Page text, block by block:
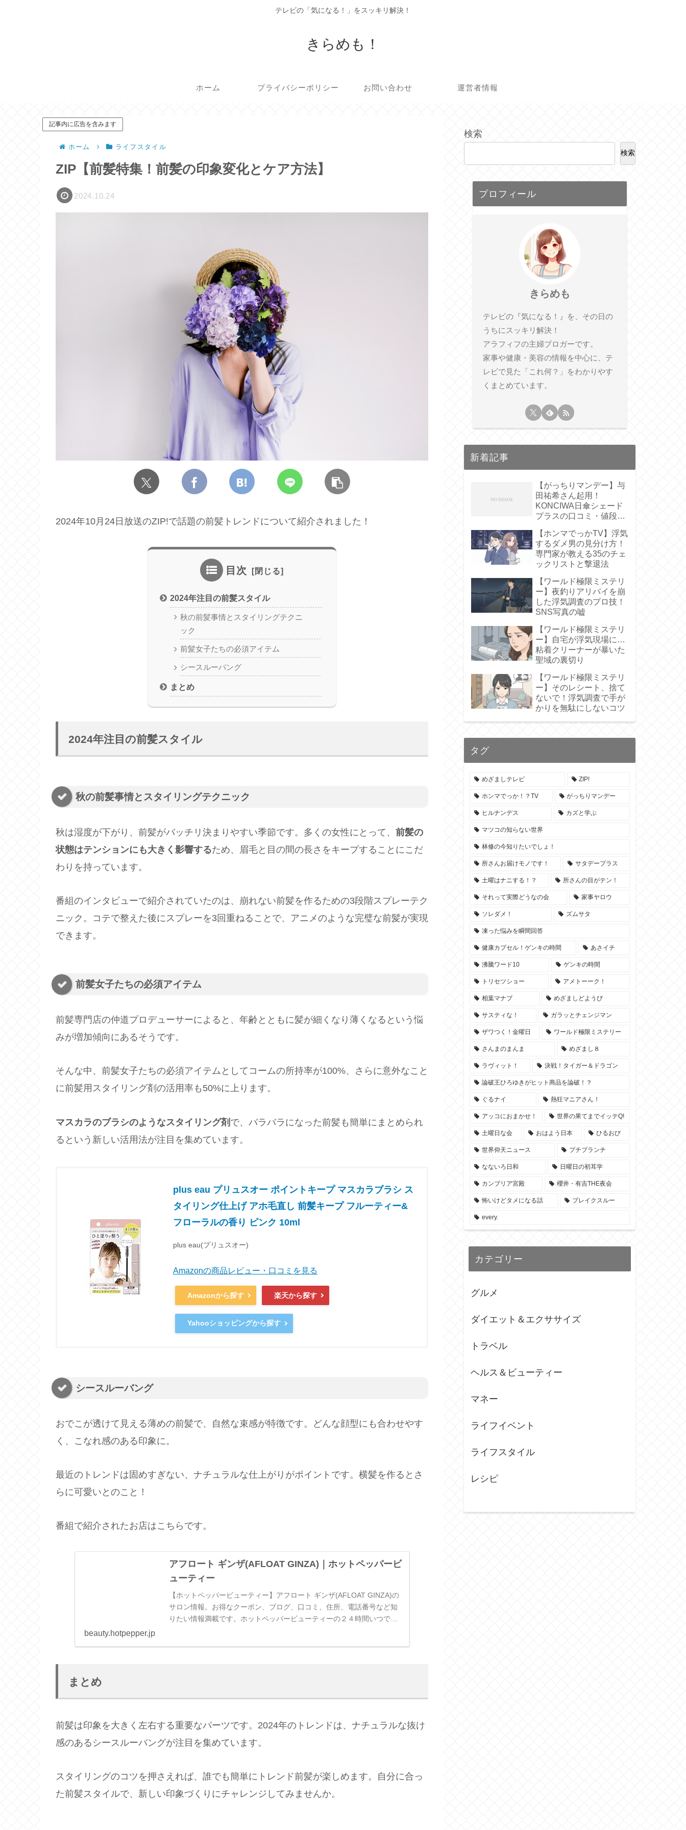
テレビの「気になる！」をスッキリ解決！
きらめも！
ホーム プライバシーポリシー お問い合わせ 運営者情報
記事内に広告を含みます
ホーム ライフスタイル
ZIP【前髪特集！前髪の印象変化とケア方法】
2024.10.24
2024年10月24日放送のZIP!で話題の前髪トレンドについて紹介されました！
目次
2024年注目の前髪スタイル
秋の前髪事情とスタイリングテクニ
ック
前髪女子たちの必須アイテム
シースルーバング
まとめ
2024年注目の前髪スタイル
秋の前髪事情とスタイリングテクニック
秋は湿度が下がり、前髪がバッチリ決まりやすい季節です。多くの女性にとって、 前髪の
状態はテンションにも大きく影響するため、眉毛と目の間の長さをキープすることにこだ
わりを持っています。
番組のインタビューで紹介されていたのは、崩れない前髪を作るための3段階スプレーテク
ニック。コテで整えた後にスプレーを3回重ねることで、アニメのような完璧な前髪が実現
できます。
前髪女子たちの必須アイテム
前髪専門店の仲道プロデューサーによると、年齢とともに髪が細くなり薄くなるという悩
みが増加傾向にあるそうです。
そんな中、前髪女子たちの必須アイテムとしてコームの所持率が100%、さらに意外なこと
に前髪用スタイリング剤の活用率も50%に上ります。
マスカラのブラシのようなスタイリング剤 で、バラバラになった前髪も簡単にまとめられ
るという新しい活用法が注目を集めています。
plus eau プリュスオー ポイントキープ マスカラブラシ ス
タイリング仕上げ アホ毛直し 前髪キープ フルーティー&
フローラルの香り ピンク 10ml
plus eau(プリュスオー)
Amazonの商品レビュー・口コミを見る
Amazonから探す 楽天から探す
Yahooショッピングから探す
シースルーバング
おでこが透けて見える薄めの前髪で、自然な束感が特徴です。どんな顔型にも合わせやす
く、こなれ感のある印象に。
最近のトレンドは固めすぎない、ナチュラルな仕上がりがポイントです。横髪を作るとさ
らに可愛いとのこと！
番組で紹介されたお店はこちらです。
アフロート ギンザ(AFLOAT GINZA)｜ホットペッパービ
ューティー
【ホットペッパービューティー】アフロート ギンザ(AFLOAT GINZA)の
サロン情報。お得なクーポン、ブログ、口コミ、住所、電話番号など知
りたい情報満載です。ホットペッパービューティーの２４時間いつでも
beauty.hotpepper.jp
まとめ
前髪は印象を大きく左右する重要なパーツです。2024年のトレンドは、ナチュラルな抜け
感のあるシースルーバングが注目を集めています。
スタイリングのコツを押さえれば、誰でも簡単にトレンド前髪が楽しめます。自分に合っ
た前髪スタイルで、新しい印象づくりにチャレンジしてみませんか。
検索
検索
プロフィール
きらめも
テレビの『気になる！』を、その日の
うちにスッキリ解決！
アラフィフの主婦ブロガーです。
家事や健康・美容の情報を中心に、テ
レビで見た「これ何？」をわかりやす
くまとめています。
新着記事
【がっちりマンデー】与
田祐希さん起用！
KONCIWA日傘シェード
プラスの口コミ・値段
【ホンマでっかTV】浮気
するダメ男の見分け方！
専門家が教える35のチェ
ックリストと撃退法
【ワールド極限ミステリ
ー】夜釣りアリバイを崩
した浮気調査のプロ技！
SNS写真の嘘
【ワールド極限ミステリ
ー】自宅が浮気現場に…
粘着クリーナーが暴いた
聖域の裏切り
【ワールド極限ミステリ
ー】そのレシート、捨て
ないで！浮気調査で手が
かりを無駄にしないコツ
タグ
めざましテレビ ZIP!
ホンマでっか！？TV がっちりマンデー
ヒルナンデス カズと学ぶ
マツコの知らない世界
林修の今知りたいでしょ！
所さんお届けモノです！ サタデープラス
土曜はナニする！？ 所さんの目がテン！
それって実際どうなの会 家事ヤロウ
ソレダメ！ ズムサタ
凍った悩みを瞬間回答
健康カプセル！ゲンキの時間 あさイチ
沸騰ワード10 ゲンキの時間
トリセツショー アメトーーク！
相葉マナブ めざましどようび
サスティな！ ガラッとチェンジマン
ザワつく！金曜日 ワールド極限ミステリー
さんまのまんま めざまし８
ラヴィット！ 決戦！タイガー＆ドラゴン
論破王ひろゆきがヒット商品を論破！？
ぐるナイ 熱狂マニアさん！
アッコにおまかせ！ 世界の果てまでイッテQ!
土曜日な会 おはよう日本 ひるおび
世界仰天ニュース プチブランチ
なないろ日和 日曜日の初耳学
カンブリア宮殿 櫻井・有吉THE夜会
怖いけどタメになる話 ブレイクスルー
every.
カテゴリー
グルメ
ダイエット＆エクササイズ
トラベル
ヘルス＆ビューティー
マネー
ライフイベント
ライフスタイル
レシピ